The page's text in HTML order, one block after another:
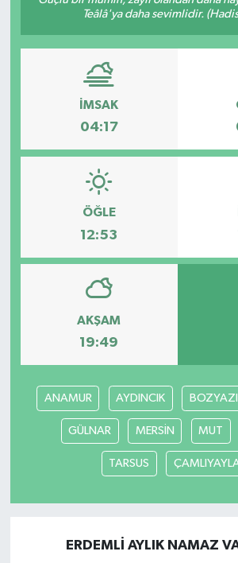
Teâlâ'ya daha sevimlidir.
İMSAK
04:17
ÖĞLE
12:53
AKŞAM
19:49
ANAMUR AYDINCIK BOZYAZI
GÜLNAR MERSİN MUT
TARSUS
ERDEMLİ AYLIK NAMAZ